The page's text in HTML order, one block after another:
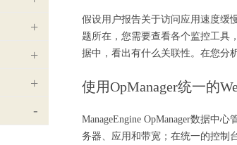
假设用户报告关于访问应用速度缓
题所在，您需要查看各个监控工具
据中，看出有什么关联性。在您分
使用OpManager统一的
ManageEngine OpManager数据中心
务器、应用和带宽；在统一的控制